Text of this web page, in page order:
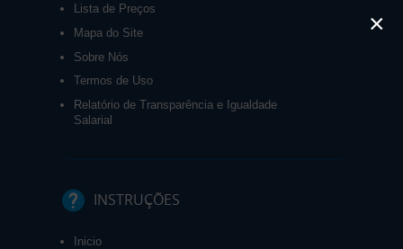
Lista de Preços
Mapa do Site
Sobre Nós
Termos de Uso
Relatório de Transparência e Igualdade
Salarial
INSTRUÇÕES
Inicio
×